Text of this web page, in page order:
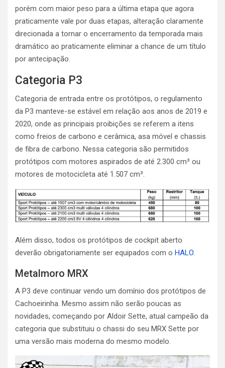
porém com maior peso para a última etapa que agora
praticamente vale por duas etapas, alteração claramente
direcionada a tornar o encerramento da temporada mais
dramático ao praticamente eliminar a chance de um título
por antecipação.
Categoria P3
Categoria de entrada entre os protótipos, o regulamento
da P3 manteve-se estável em relação aos anos de 2019 e
2020, onde as principais proibições se referem a itens
como freios de carbono e cerâmica, asa móvel e chassis
de fibra de carbono. Nessa categoria são permitidos
protótipos com motores aspirados de até 2.300 cm³ ou
motores de motocicleta até 1.507 cm³.
Além disso, todos os protótipos de cockpit aberto
deverão obrigatoriamente ser equipados com o HALO.
Metalmoro MRX
A P3 deve continuar vendo um domínio dos protótipos de
Cachoeirinha. Mesmo assim não serão poucas as
novidades, começando por Aldoir Sette, atual campeão da
categoria que substituiu o chassi do seu MRX Sette por
uma versão mais moderna do mesmo modelo.